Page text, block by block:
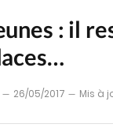
: il
26/05/2017 Mis à